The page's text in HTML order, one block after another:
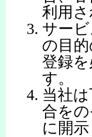
利用
サー
の目
登録
す。
当社
合を
に開